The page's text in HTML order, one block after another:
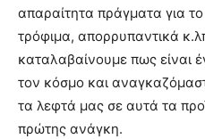
απαραίτητα πράγματα για
τρόφιμα, απορρυπαντικά
καταλαβαίνουμε πως είναι
τον κόσμο και
τα λεφτά μας σε αυτά τα
πρώτης ανάγκη.